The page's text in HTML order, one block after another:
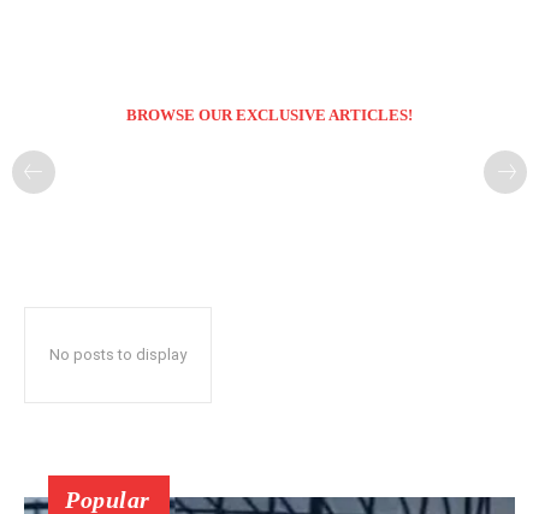
BROWSE OUR EXCLUSIVE ARTICLES!
No posts to display
Popular